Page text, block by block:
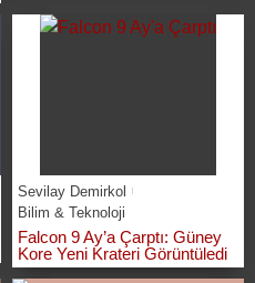
Sevilay Demirkol
Bilim & Teknoloji
Falcon 9 Ay’a Çarptı: Güney
Kore Yeni Krateri Görüntüledi